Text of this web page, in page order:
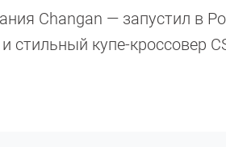
Changan — запустил в
стильный купе-кроссовер